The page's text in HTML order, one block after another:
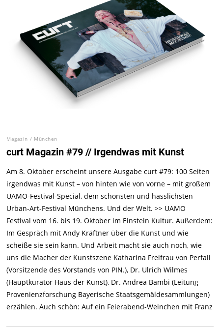
Magazin / München
curt Magazin #79 // Irgendwas mit Kunst
Am 8. Oktober erscheint unsere Ausgabe curt #79: 100 Seiten
irgendwas mit Kunst – von hinten wie von vorne – mit großem
UAMO-Festival-Special, dem schönsten und hässlichsten
Urban-Art-Festival Münchens. Und der Welt. >> UAMO
Festival vom 16. bis 19. Oktober im Einstein Kultur. Außerdem:
Im Gespräch mit Andy Kräftner über die Kunst und wie
scheiße sie sein kann. Und Arbeit macht sie auch noch, wie
uns die Macher der Kunstszene Katharina Freifrau von Perfall
(Vorsitzende des Vorstands von PIN.), Dr. Ulrich Wilmes
(Hauptkurator Haus der Kunst), Dr. Andrea Bambi (Leitung
Provenienzforschung Bayerische Staatsgemäldesammlungen)
erzählen. Auch schön: Auf ein Feierabend-Weinchen mit Franz